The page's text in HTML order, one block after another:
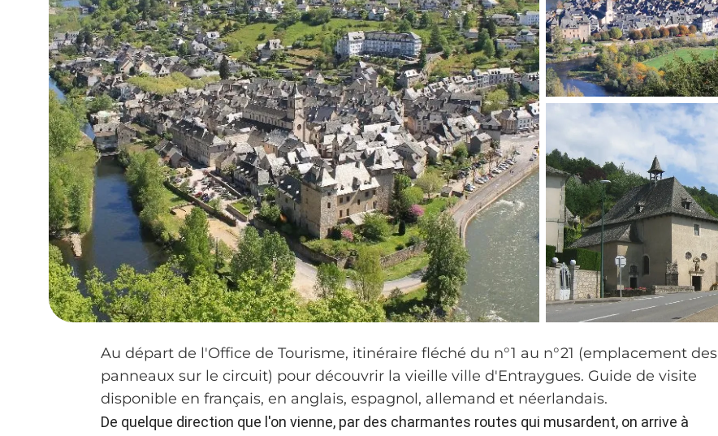
Au départ de l'Office de Tourisme, itinéraire fléché du n°1 au n°21 (emplacement des
panneaux sur le circuit) pour découvrir la vieille ville d'Entraygues. Guide de visite
disponible en français, en anglais, espagnol, allemand et néerlandais.
De quelque direction que l'on vienne, par des charmantes routes qui musardent, on arrive à